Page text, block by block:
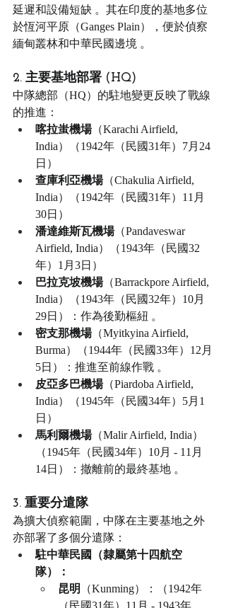
延遲和設備短缺 。其在印度的基地多位
於恆河平原（Ganges Plain），便於偵察
緬甸叢林和中華民國邊境 。
2. 主要基地部署 (HQ)
中隊總部（HQ）的駐地變更反映了戰線
的推進：
喀拉蚩機場（Karachi Airfield,
India）（1942年（民國31年）7月24
日）
查庫利亞機場（Chakulia Airfield,
India）（1942年（民國31年）11月
30日）
潘達維斯瓦機場（Pandaveswar
Airfield, India）（1943年（民國32
年）1月3日）
巴拉克坡機場（Barrackpore Airfield,
India）（1943年（民國32年）10月
29日）：作為後勤樞紐 。
密支那機場（Myitkyina Airfield,
Burma）（1944年（民國33年）12月
5日）：推進至前線作戰 。
皮亞多巴機場（Piardoba Airfield,
India）（1945年（民國34年）5月1
日）
馬利爾機場（Malir Airfield, India）
（1945年（民國34年）10月 - 11月
14日）：撤離前的最終基地 。
3. 重要分遣隊
為擴大偵察範圍，中隊在主要基地之外
亦部署了多個分遣隊：
駐中華民國（隸屬第十四航空
隊）：
昆明
（Kunming）：（1942年